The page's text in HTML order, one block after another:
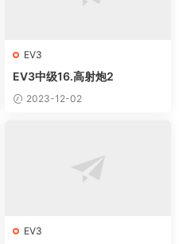
EV3
EV3中级16.高射炮2
2023-12-02
EV3